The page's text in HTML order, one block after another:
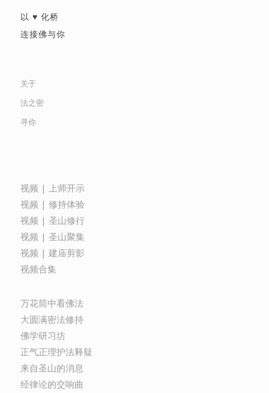
以 ♥ 化桥
连接佛与你
关于
法之密
寻你
视频 | 上师开示
视频 | 修持体验
视频 | 圣山修行
视频 | 圣山聚集
视频 | 建庙剪影
视频合集
万花筒中看佛法
大圆满密法修持
佛学研习坊
正气正理护法释疑
来自圣山的消息
经律论的交响曲